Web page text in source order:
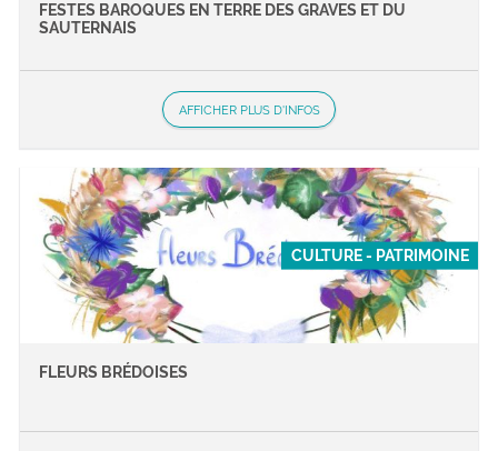
FESTES BAROQUES EN TERRE DES GRAVES ET DU
SAUTERNAIS
AFFICHER PLUS D'INFOS
CULTURE - PATRIMOINE
FLEURS BRÉDOISES